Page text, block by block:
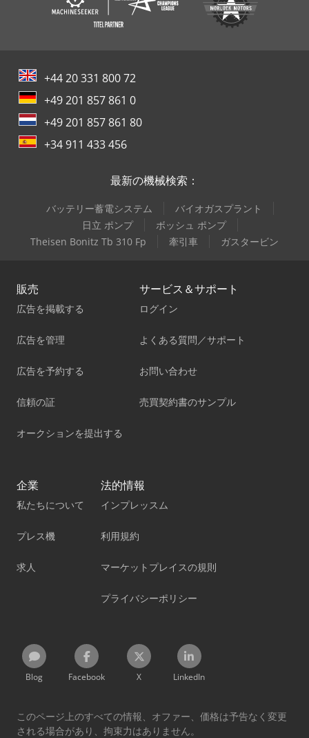
+44 20 331 800 72
+49 201 857 861 0
+49 201 857 861 80
+34 911 433 456
最新の機械検索：
バッテリー蓄電システム
バイオガスプラント
日立 ポンプ
ボッシュ ポンプ
Theisen Bonitz Tb 310 Fp
牽引車 ガスタービン
販売
広告を掲載する
広告を管理
広告を予約する
信頼の証
オークションを提出する
サービス＆サポート
ログイン
よくある質問／サポート
お問い合わせ
売買契約書のサンプル
企業
私たちについて
プレス機
求人
法的情報
インプレッスム
利用規約
マーケットプレイスの規則
プライバシーポリシー
Blog Facebook X LinkedIn
このページ上のすべての情報、オファー、価格は予告なく変更
される場合があり、拘束力はありません。